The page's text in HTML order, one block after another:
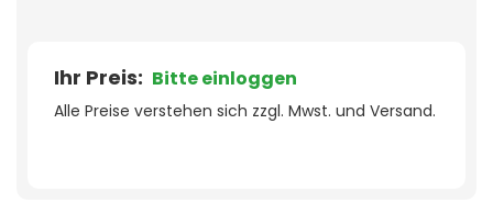
Ihr Preis: Bitte einloggen
Alle Preise verstehen sich zzgl. Mwst. und Versand.